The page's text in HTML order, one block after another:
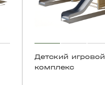
Детский игровой
комплекс